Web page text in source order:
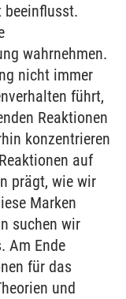
beeinflusst.
wahrnehmen.
nicht immer
führt,
Reaktionen
konzentrieren
auf
prägt, wie wir
Marken
suchen wir
Am Ende
für das
und